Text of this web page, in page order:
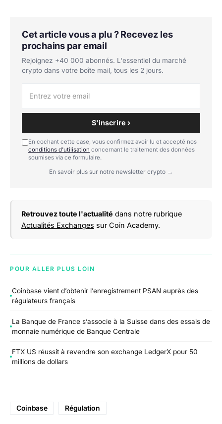
Cet article vous a plu ? Recevez les
prochains par email
Rejoignez +40 000 abonnés. L'essentiel du marché
crypto dans votre boîte mail, tous les 2 jours.
S'inscrire ›
En cochant cette case, vous confirmez avoir lu et accepté nos
conditions d'utilisation concernant le traitement des données
soumises via ce formulaire.
En savoir plus sur notre newsletter crypto →
Retrouvez toute l'actualité dans notre rubrique
Actualités Exchanges sur Coin Academy.
POUR ALLER PLUS LOIN
Coinbase vient d’obtenir l’enregistrement PSAN auprès des
régulateurs français
La Banque de France s’associe à la Suisse dans des essais de
monnaie numérique de Banque Centrale
FTX US réussit à revendre son exchange LedgerX pour 50
millions de dollars
Coinbase Régulation